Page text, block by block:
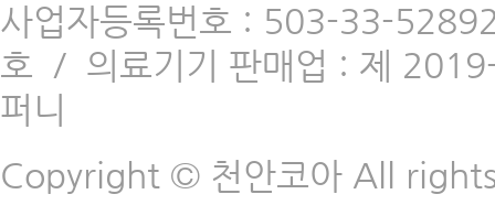
사업자등록번호 : 503-33-
호 / 의료기기 판매업 : 제
퍼니
Copyright © 천안코아 All